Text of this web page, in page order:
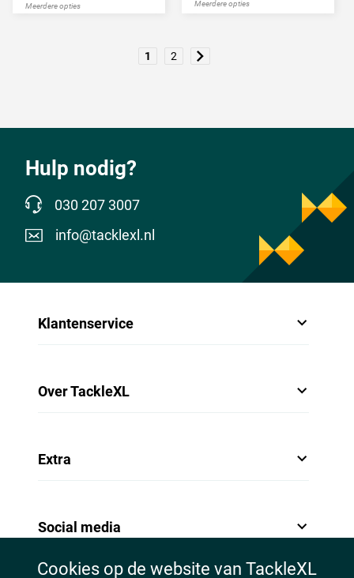
Meerdere opties Meerdere opties
1 2
Hulp nodig?
030 207 3007
info@tacklexl.nl
Klantenservice
Over TackleXL
Extra
Social media
Cookies op de website van TackleXL